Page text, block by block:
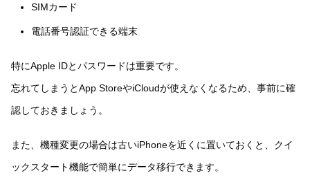
SIMカード
電話番号認証できる端末
特にApple IDとパスワードは重要です。
忘れてしまうとApp StoreやiCloudが使えなくなるため、事前に確
認しておきましょう。
また、機種変更の場合は古いiPhoneを近くに置いておくと、クイ
ックスタート機能で簡単にデータ移行できます。